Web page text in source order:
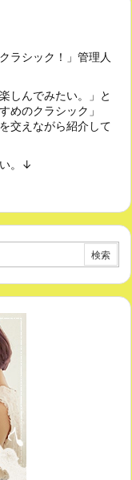
ラシック！」管理人
しんでみたい。」と
めのクラシック」
交えながら紹介して
。↓